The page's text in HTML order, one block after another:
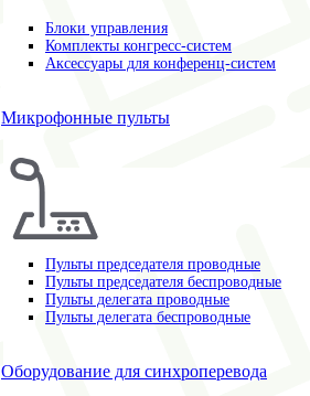
Блоки управления
Комплекты конгресс-систем
Аксессуары для конференц-систем
Микрофонные пульты
Пульты председателя проводные
Пульты председателя беспроводные
Пульты делегата проводные
Пульты делегата беспроводные
Оборудование для синхроперевода